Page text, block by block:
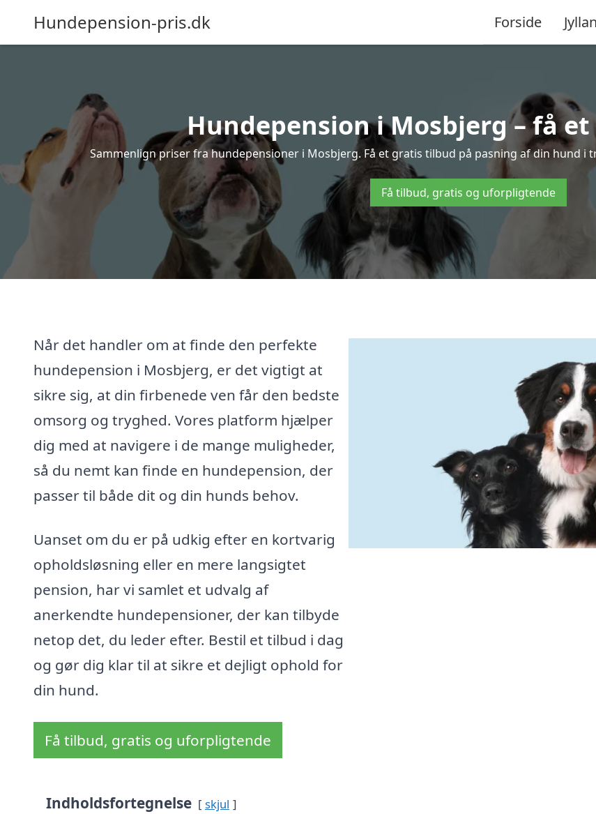
Hundepension-pris.dk Forside
Hundepension i Mosbjerg – få
Sammenlign priser fra hundepensioner i Mosbjerg. Få et gratis tilbud på pasning af din hund
Få tilbud, gratis og uforpligtende
Når det handler om at finde den perfekte
hundepension i Mosbjerg, er det vigtigt at
sikre sig, at din firbenede ven får den bedste
omsorg og tryghed. Vores platform hjælper
dig med at navigere i de mange muligheder,
så du nemt kan finde en hundepension, der
passer til både dit og din hunds behov.
Uanset om du er på udkig efter en kortvarig
opholdsløsning eller en mere langsigtet
pension, har vi samlet et udvalg af
anerkendte hundepensioner, der kan tilbyde
netop det, du leder efter. Bestil et tilbud i dag
og gør dig klar til at sikre et dejligt ophold for
din hund.
Få tilbud, gratis og uforpligtende
Indholdsfortegnelse skjul